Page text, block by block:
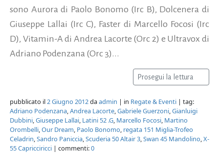
sono Aurora di Paolo Bonomo (Irc B), Dolcenera di
Giuseppe Lallai (Irc C), Faster di Marcello Focosi (Irc
D), Vitamin-A di Andrea Lacorte (Orc 2) e Ultravox di
Adriano Podenzana (Orc 3)...
Prosegui la lettura
pubblicato il2 Giugno 2012daadmin | in Regate & Eventi | tag:
Adriano Podenzana,Andrea Lacorte,Gabriele Guerzoni,Gianluigi
Dubbini,Giuseppe Lallai, Latini 52 .G, Marcello Focosi, Martino
Orombelli,Our Dream, Paolo Bonomo, regata 151 Miglia-Trofeo
Celadrin,Sandro Paniccia,Scuderia 50 Altair 3,Swan 45 Mandolino,X-
55 Capricciricci | commenti:0